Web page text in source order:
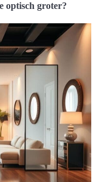
optisch groter?